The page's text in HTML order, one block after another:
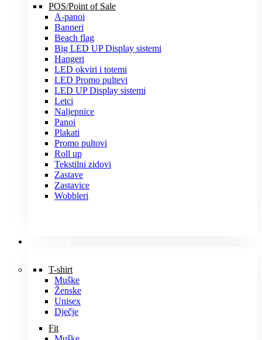
POS/Point of Sale
A-panoi
Banneri
Beach flag
Big LED UP Display sistemi
Hangeri
LED okviri i totemi
LED Promo pultevi
LED UP Display sistemi
Letci
Naljepnice
Panoi
Plakati
Promo pultovi
Roll up
Tekstilni zidovi
Zastave
Zastavice
Wobbleri
T-shirt
Muške
Ženske
Unisex
Dječje
Fit